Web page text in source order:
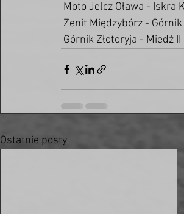
Moto Jelcz Oława - Iskra
Zenit Międzybórz -
Górnik Złotoryja - Miedź
Ostatnie posty